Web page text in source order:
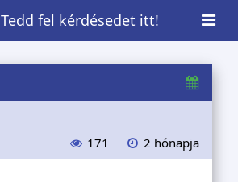
Tedd fel kérdésedet itt!
171 2 hónapja